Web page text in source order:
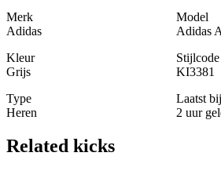
Merk
Adidas
Model
Adidas
Kleur
Grijs
Stijlcode
KI3381
Type
Heren
Laatst
2 uur
Related kicks